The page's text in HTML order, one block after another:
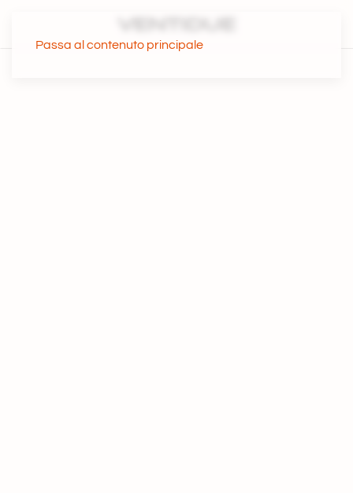
Passa al contenuto principale